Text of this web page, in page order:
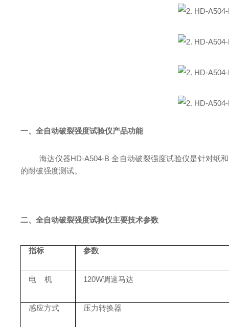
一、全自动破裂强度试验仪产品功能
海达仪器HD-A504-B 全自动破裂强度试验仪是针对纸
的耐破强度测试。
二、全自动破裂强度试验仪主要技术参数
指标 参数
电 机 120W调速马达
感应方式 压力转换器